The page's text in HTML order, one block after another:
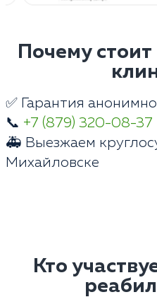
Почему
✅ Гарантия
📞 +7 (879) 320-08-37
🚑 Выезжаем
Михайловске
Кто